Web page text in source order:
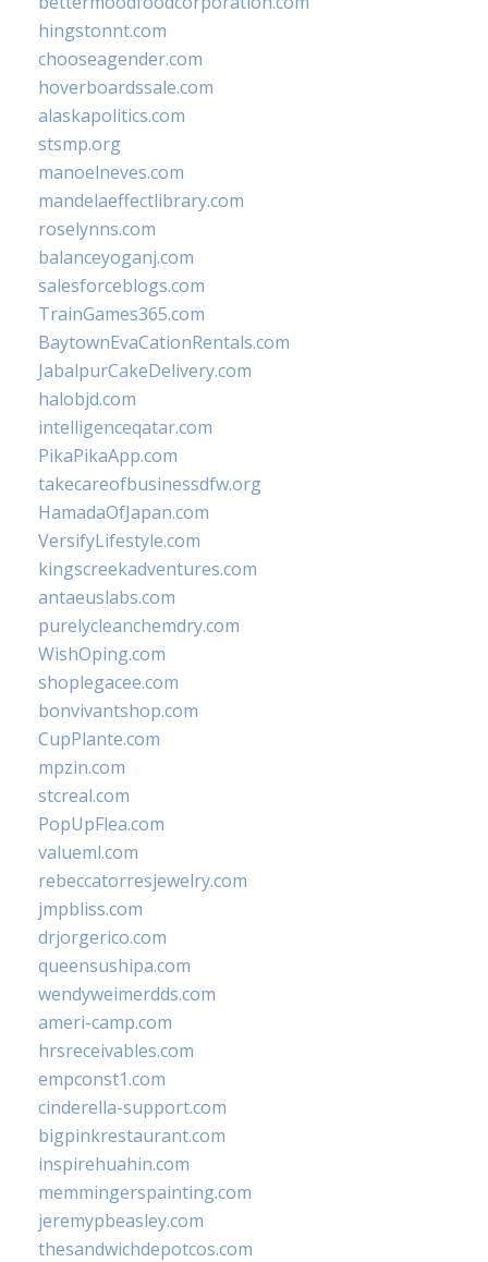
hingstonnt.com
chooseagender.com
hoverboardssale.com
alaskapolitics.com
stsmp.org
manoelneves.com
mandelaeffectlibrary.com
roselynns.com
balanceyoganj.com
salesforceblogs.com
TrainGames365.com
BaytownEvaCationRentals.com
JabalpurCakeDelivery.com
halobjd.com
intelligenceqatar.com
PikaPikaApp.com
takecareofbusinessdfw.org
HamadaOfJapan.com
VersifyLifestyle.com
kingscreekadventures.com
antaeuslabs.com
purelycleanchemdry.com
WishOping.com
shoplegacee.com
bonvivantshop.com
CupPlante.com
mpzin.com
stcreal.com
PopUpFlea.com
valueml.com
rebeccatorresjewelry.com
jmpbliss.com
drjorgerico.com
queensushipa.com
wendyweimerdds.com
ameri-camp.com
hrsreceivables.com
empconst1.com
cinderella-support.com
bigpinkrestaurant.com
inspirehuahin.com
memmingerspainting.com
jeremypbeasley.com
thesandwichdepotcos.com